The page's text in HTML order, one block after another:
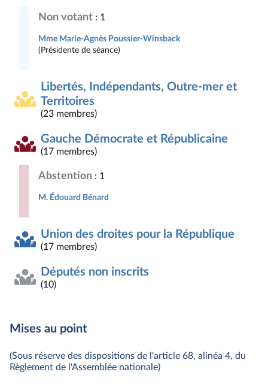
Non votant : 1
Mme Marie-Agnès Poussier-Winsback
(Présidente de séance)
Libertés, Indépendants, Outre-mer et
Territoires
(23 membres)
Gauche Démocrate et Républicaine
(17 membres)
Abstention : 1
M. Édouard Bénard
Union des droites pour la République
(17 membres)
Députés non inscrits
(10)
Mises au point
(Sous réserve des dispositions de l'article 68, alinéa 4, du
Règlement de l'Assemblée nationale)